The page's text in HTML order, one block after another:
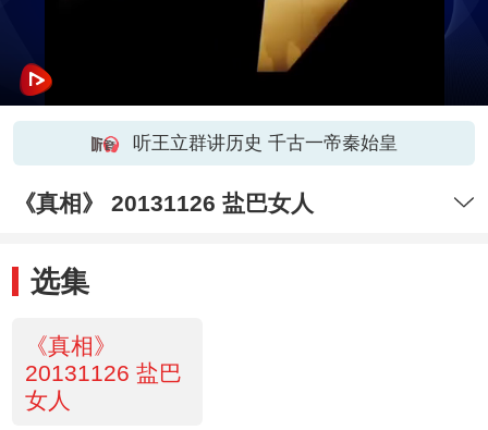
听王立群讲历史 千古一帝秦始皇
《真相》 20131126 盐巴女人
选集
《真相》
20131126 盐巴
女人